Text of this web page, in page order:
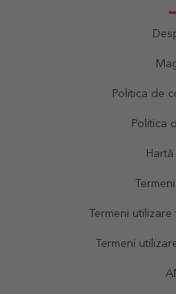
Politica de
Politica
Termeni
Termeni